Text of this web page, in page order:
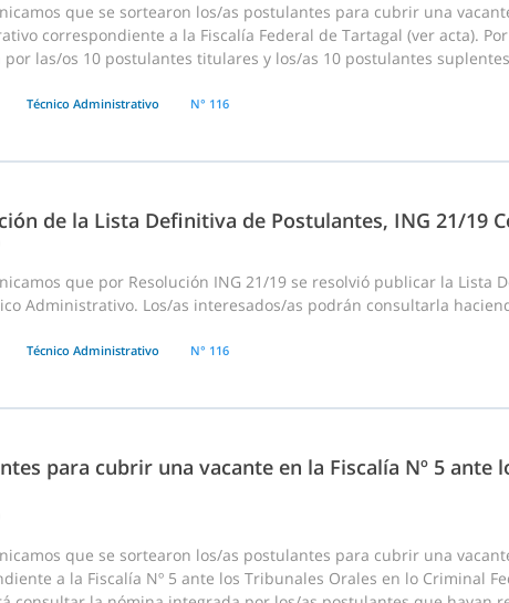
que se sortearon los/as postulantes para cubrir una
correspondiente a la Fiscalía Federal de Tartagal (ver acta).
por las/os 10 postulantes titulares y los/as 10 postulantes
Técnico Administrativo N° 116
de la Lista Definitiva de Postulantes, ING 21/19
que por Resolución ING 21/19 se resolvió publicar la Lista
Administrativo. Los/as interesados/as podrán consultarla
Técnico Administrativo N° 116
para cubrir una vacante en la Fiscalía Nº 5
que se sortearon los/as postulantes para cubrir una
a la Fiscalía Nº 5 ante los Tribunales Orales en lo Criminal